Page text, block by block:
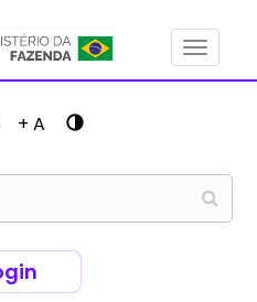
Menu
+ A